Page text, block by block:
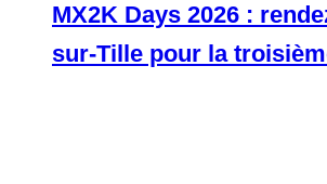
MX2K Days 2026 :
sur-Tille pour la